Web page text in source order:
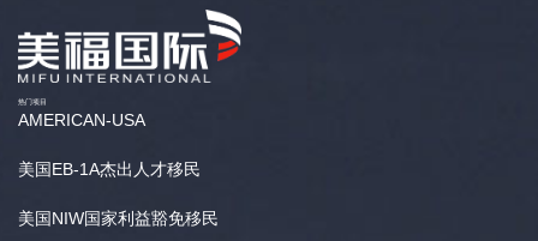
热门项目
AMERICAN-USA
美国EB-1A杰出人才移民
美国NIW国家利益豁免移民